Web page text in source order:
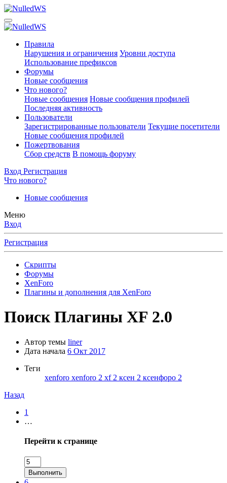
Правила
Нарушения и ограничения Уровни доступа
Использование префиксов
Форумы
Новые сообщения
Что нового?
Новые сообщения Новые сообщения профилей
Последняя активность
Пользователи
Зарегистрированные пользователи Текущие посетители
Новые сообщения профилей
Пожертвования
Сбор средств В помощь форуму
Вход Регистрация
Что нового?
Новые сообщения
Меню
Вход
Регистрация
Скрипты
Форумы
XenForo
Плагины и дополнения для XenForo
Поиск Плагины XF 2.0
Автор темы liner
Дата начала 6 Окт 2017
Теги
xenforo xenforo 2 xf 2 ксен 2 ксенфоро 2
Назад
1
…
Перейти к странице
Выполнить